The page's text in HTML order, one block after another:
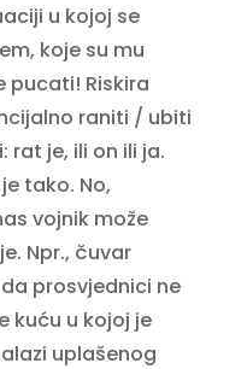
u kojoj se
koje su mu
pucati! Riskira
raniti / ubiti
rat je, ili on ili ja.
tako. No,
vojnik može
Npr., čuvar
prosvjednici ne
kuću u kojoj je
uplašenog